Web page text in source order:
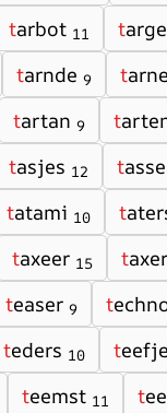
tarbot 11 t
tarnde 9 t
tartan 9 t
tasjes 12 t
tatami 10 t
taxeer 15 t
teaser 9 t
teders 10 teefje
teemst 11 t